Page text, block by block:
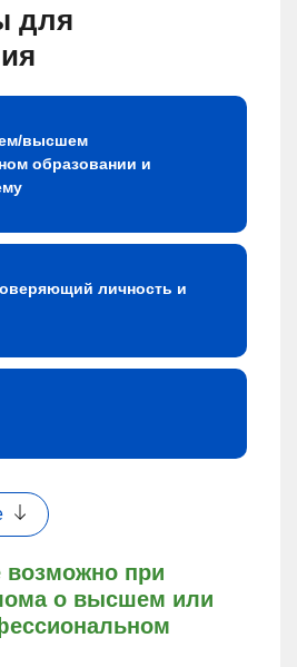
для
возможно при
о высшем или
высшем
образовании и
личность и